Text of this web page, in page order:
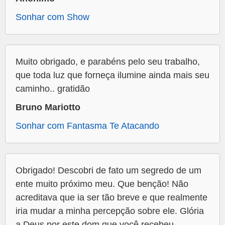
Sonhar com Show
Muito obrigado, e parabéns pelo seu trabalho,
que toda luz que forneça ilumine ainda mais seu
caminho.. gratidão
Bruno Mariotto
Sonhar com Fantasma Te Atacando
Obrigado! Descobri de fato um segredo de um
ente muito próximo meu. Que benção! Não
acreditava que ia ser tão breve e que realmente
iria mudar a minha percepção sobre ele. Glória